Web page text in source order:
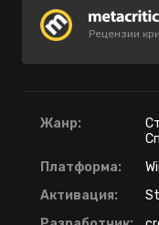
Рецензии
Жанр:
Платформа:
Активация: